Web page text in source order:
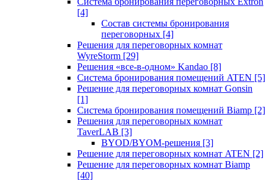
[4]
Состав системы бронирования
переговорных [4]
Решения для переговорных комнат
WyreStorm [29]
Решения «все-в-одном» Kandao [8]
Система бронирования помещений ATEN [5]
Решение для переговорных комнат Gonsin
[1]
Система бронирования помещений Biamp [2]
Решения для переговорных комнат
TaverLAB [3]
BYOD/BYOM-решения [3]
Решение для переговорных комнат ATEN [2]
Решение для переговорных комнат Biamp
[40]